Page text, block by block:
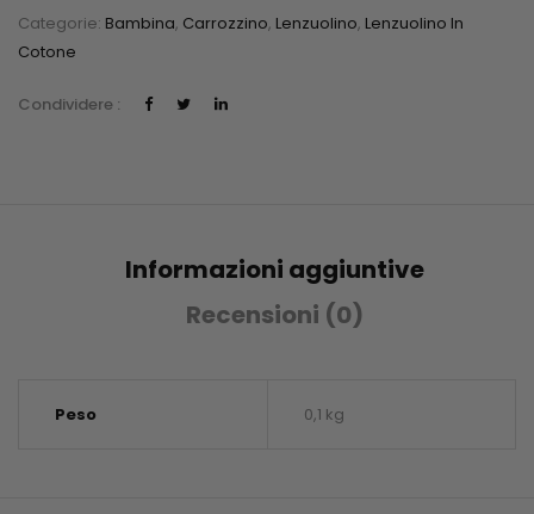
Categorie: Bambina, Carrozzino, Lenzuolino, Lenzuolino In
Cotone
Condividere :
Informazioni aggiuntive
Recensioni (0)
Peso 0,1 kg